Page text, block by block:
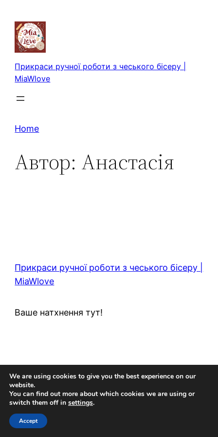
вмісту
Прикраси ручної роботи з чеського бісеру |
MiaWlove
Home
Автор: Анастасія
Прикраси ручної роботи з чеського бісеру |
MiaWlove
Ваше натхнення тут!
We are using cookies to give you the best experience on our
website.
You can find out more about which cookies we are using or
switch them off in settings.
Accept